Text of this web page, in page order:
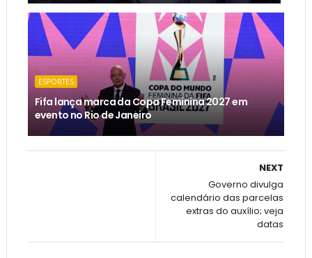
ESPORTES
Fifa lança marca da Copa Feminina 2027 em
evento no Rio de Janeiro
NEXT
Governo divulga
calendário das parcelas
extras do auxílio; veja
datas